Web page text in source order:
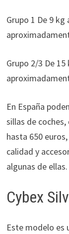
Grupo 1 De 9
Grupo 2/3 De
En España
sillas de
hasta 650
calidad y
algunas de ellas.
Cybex
Este modelo es